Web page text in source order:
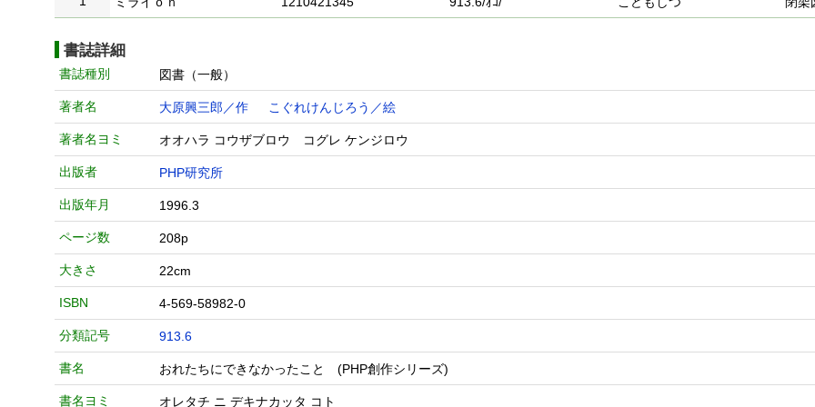
書誌詳細
書誌種別 図書（一般）
著者名 大原興三郎／作 こぐれけんじろう／絵
著者名ヨミ オオハラ コウザブロウ コグレ ケンジロウ
出版者 PHP研究所
出版年月 1996.3
ページ数 208p
大きさ 22cm
ISBN 4-569-58982-0
分類記号 913.6
書名 おれたちにできなかったこと (PHP創作シリーズ)
書名ヨミ オレタチ ニ デキナカッタ コト